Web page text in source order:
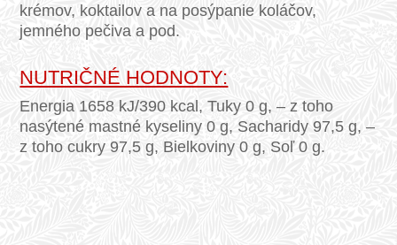
krémov, koktailov a na posýpanie koláčov,
jemného pečiva a pod.
NUTRIČNÉ HODNOTY:
Energia 1658 kJ/390 kcal, Tuky 0 g, – z toho
nasýtené mastné kyseliny 0 g, Sacharidy 97,5 g, –
z toho cukry 97,5 g, Bielkoviny 0 g, Soľ 0 g.